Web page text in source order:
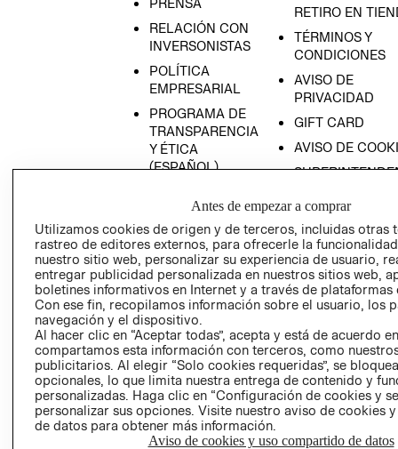
PRENSA
RELACIÓN CON
INVERSONISTAS
POLÍTICA
EMPRESARIAL
PROGRAMA DE
TRANSPARENCIA
Y ÉTICA
(ESPAÑOL)
TRANSPARENCIA
Y ÉTICA (INGLÉS)
RETIRO EN
TÉRMINOS Y
CONDICIONES
AVISO DE
PRIVACIDAD
GIFT CARD
AVISO DE
COMERCIO - SIC
PETICIONES
QUEJAS Y
RECLAMOS
Colombia ($)
CAMBIAR REGIÓN
RECIÉN NACIDO
NOVEDADES
Antes de empezar a comprar
Utilizamos cookies de origen y de terceros, incluidas otras
rastreo de editores externos, para ofrecerle la
nuestro sitio web, personalizar su experiencia de usuario,
entregar publicidad personalizada en nuestros sitios web,
boletines informativos en Internet y a través de plataformas
Con ese fin, recopilamos información sobre el usuario, los
navegación y el dispositivo.
Al hacer clic en “Aceptar todas”, acepta y está de acuerdo
compartamos esta información con terceros, como
publicitarios. Al elegir “Solo cookies requeridas”, se
opcionales, lo que limita nuestra entrega de contenido y
personalizadas. Haga clic en “Configuración de cookies y
personalizar sus opciones. Visite nuestro aviso de cookies
de datos para obtener más información.
Aviso de cookies y uso compartido de datos